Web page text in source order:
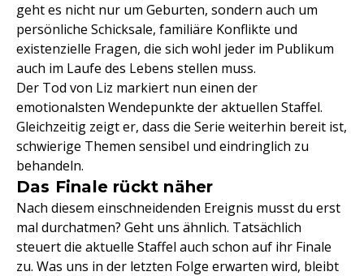
geht es nicht nur um Geburten, sondern auch um
persönliche Schicksale, familiäre Konflikte und
existenzielle Fragen, die sich wohl jeder im Publikum
auch im Laufe des Lebens stellen muss.
Der Tod von Liz markiert nun einen der
emotionalsten Wendepunkte der aktuellen Staffel.
Gleichzeitig zeigt er, dass die Serie weiterhin bereit ist,
schwierige Themen sensibel und eindringlich zu
behandeln.
Das Finale rückt näher
Nach diesem einschneidenden Ereignis musst du erst
mal durchatmen? Geht uns ähnlich. Tatsächlich
steuert die aktuelle Staffel auch schon auf ihr Finale
zu. Was uns in der letzten Folge erwarten wird, bleibt